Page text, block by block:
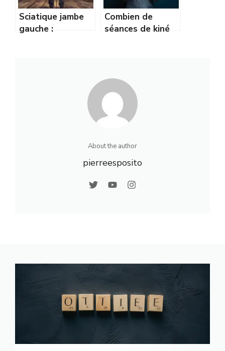
Sciatique jambe
gauche :
Combien de
séances de kiné
complet
About the author
pierreesposito